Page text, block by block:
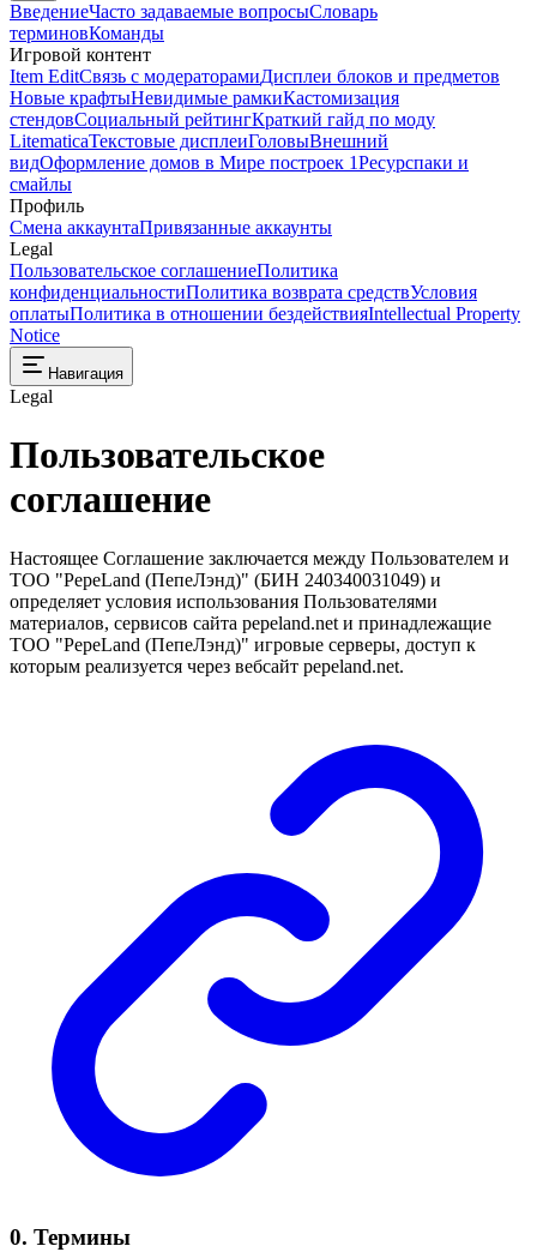
ВведениеЧасто задаваемые вопросыСловарь
терминовКоманды
Игровой контент
Item EditСвязь с модераторамиДисплеи блоков и предметов
Новые крафтыНевидимые рамкиКастомизация
стендовСоциальный рейтингКраткий гайд по моду
LitematicaТекстовые дисплеиГоловыВнешний
видОформление домов в Мире построек 1Ресурспаки и
смайлы
Профиль
Смена аккаунтаПривязанные аккаунты
Legal
Пользовательское соглашениеПолитика
конфиденциальностиПолитика возврата средствУсловия
оплатыПолитика в отношении бездействияIntellectual Property
Notice
Навигация
Legal
Пользовательское
соглашение
Настоящее Соглашение заключается между Пользователем и
ТОО "PepeLand (ПепеЛэнд)" (БИН 240340031049) и
определяет условия использования Пользователями
материалов, сервисов сайта pepeland.net и принадлежащие
ТОО "PepeLand (ПепеЛэнд)" игровые серверы, доступ к
которым реализуется через вебсайт pepeland.net.
0. Термины